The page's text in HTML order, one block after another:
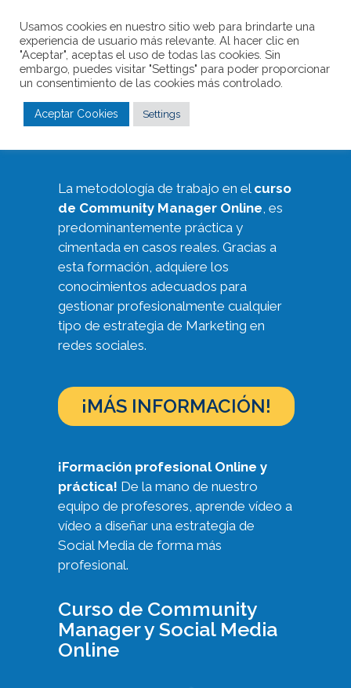
Curso de Community
Manager Online
La metodología de trabajo en el curso
de Community Manager Online, es
predominantemente práctica y
cimentada en casos reales. Gracias a
esta formación, adquiere los
conocimientos adecuados para
gestionar profesionalmente cualquier
tipo de estrategia de Marketing en
redes sociales.
¡MÁS INFORMACIÓN!
¡Formación profesional Online y
práctica! De la mano de nuestro
equipo de profesores, aprende vídeo a
vídeo a diseñar una estrategia de
Social Media de forma más
profesional.
Curso de Community
Manager y Social Media
Online
Usamos cookies en nuestro sitio web para brindarte una
experiencia de usuario más relevante. Al hacer clic en
"Aceptar", aceptas el uso de todas las cookies. Sin
embargo, puedes visitar "Settings" para poder proporcionar
un consentimiento de las cookies más controlado.
Aceptar Cookies Settings